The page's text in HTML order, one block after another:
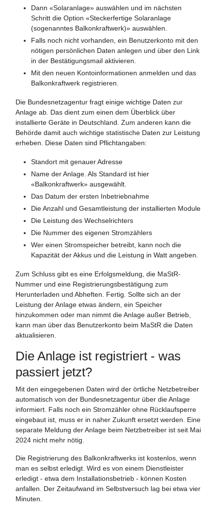
Dann «Solaranlage» auswählen und im nächsten
Schritt die Option «Steckerfertige Solaranlage
(sogenanntes Balkonkraftwerk)» auswählen.
Falls noch nicht vorhanden, ein Benutzerkonto mit den
nötigen persönlichen Daten anlegen und über den Link
in der Bestätigungsmail aktivieren.
Mit den neuen Kontoinformationen anmelden und das
Balkonkraftwerk registrieren.
Die Bundesnetzagentur fragt einige wichtige Daten zur
Anlage ab. Das dient zum einen dem Überblick über
installierte Geräte in Deutschland. Zum anderen kann die
Behörde damit auch wichtige statistische Daten zur Leistung
erheben. Diese Daten sind Pflichtangaben:
Standort mit genauer Adresse
Name der Anlage. Als Standard ist hier
«Balkonkraftwerk» ausgewählt.
Das Datum der ersten Inbetriebnahme
Die Anzahl und Gesamtleistung der installierten Module
Die Leistung des Wechselrichters
Die Nummer des eigenen Stromzählers
Wer einen Stromspeicher betreibt, kann noch die
Kapazität der Akkus und die Leistung in Watt angeben.
Zum Schluss gibt es eine Erfolgsmeldung, die MaStR-
Nummer und eine Registrierungsbestätigung zum
Herunterladen und Abheften. Fertig. Sollte sich an der
Leistung der Anlage etwas ändern, ein Speicher
hinzukommen oder man nimmt die Anlage außer Betrieb,
kann man über das Benutzerkonto beim MaStR die Daten
aktualisieren.
Die Anlage ist registriert - was
passiert jetzt?
Mit den eingegebenen Daten wird der örtliche Netzbetreiber
automatisch von der Bundesnetzagentur über die Anlage
informiert. Falls noch ein Stromzähler ohne Rücklaufsperre
eingebaut ist, muss er in naher Zukunft ersetzt werden. Eine
separate Meldung der Anlage beim Netzbetreiber ist seit Mai
2024 nicht mehr nötig.
Die Registrierung des Balkonkraftwerks ist kostenlos, wenn
man es selbst erledigt. Wird es von einem Dienstleister
erledigt - etwa dem Installationsbetrieb - können Kosten
anfallen. Der Zeitaufwand im Selbstversuch lag bei etwa vier
Minuten.